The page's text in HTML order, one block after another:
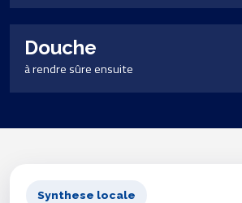
Douche
à rendre sûre ensuite
Synthese locale